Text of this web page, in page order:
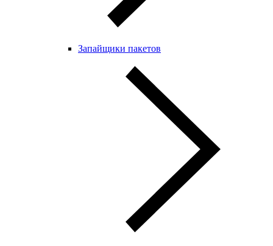
Запайщики пакетов